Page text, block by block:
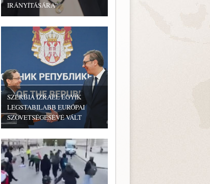
IRÁNYÍTÁSÁRA”
SZERBIA IZRAEL EGYIK
LEGSTABILABB EURÓPAI
SZÖVETSÉGESÉVÉ VÁLT